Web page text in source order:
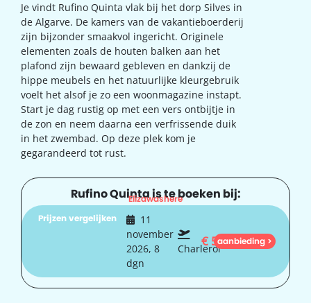
Je vindt Rufino Quinta vlak bij het dorp Silves in
de Algarve. De kamers van de vakantieboerderij
zijn bijzonder smaakvol ingericht. Originele
elementen zoals de houten balken aan het
plafond zijn bewaard gebleven en dankzij de
hippe meubels en het natuurlijke kleurgebruik
voelt het alsof je zo een woonmagazine instapt.
Start je dag rustig op met een vers ontbijtje in
de zon en neem daarna een verfrissende duik
in het zwembad. Op deze plek kom je
gegarandeerd tot rust.
Rufino Quinta is te boeken bij:
Elizawashere
Prijzen vergelijken
11
november
2026, 8
dgn
Charleroi
€517
aanbieding >